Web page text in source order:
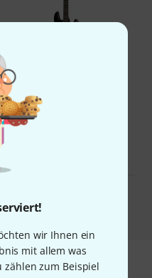
wir Ihnen ein
mit allem was
zählen zum Beispiel
KAUFTEN
Harley Benton PJ-4 SBK